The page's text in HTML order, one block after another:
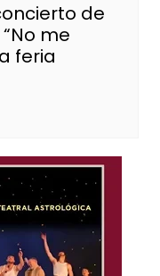
de
me
feria